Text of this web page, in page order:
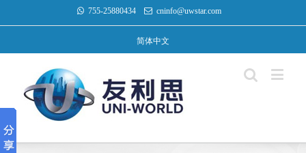
755-25880434 cninfo@uwstar.com
简体中文